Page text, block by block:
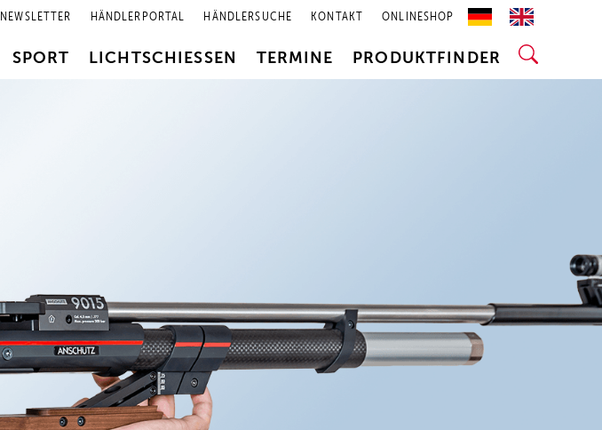
NEWSLETTER HÄNDLERPORTAL HÄNDLERSUCHE KONTAKT ONLINESHOP
SPORT LICHTSCHIESSEN TERMINE PRODUKTFINDER